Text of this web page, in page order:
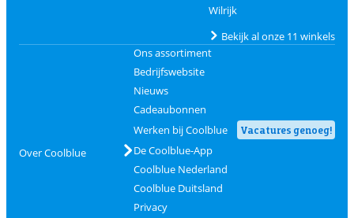
Wilrijk
Bekijk al onze 11 winkels
Over Coolblue
Ons assortiment
Bedrijfswebsite
Nieuws
Cadeaubonnen
Werken bij Coolblue
Vacatures genoeg!
De Coolblue-App
Coolblue Nederland
Coolblue Duitsland
Privacy